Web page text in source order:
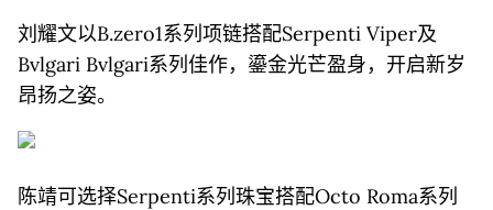
刘耀文以B.zero1系列项链搭配Serpenti Viper及
Bvlgari Bvlgari系列佳作，鎏金光芒盈身，开启新岁
昂扬之姿。
陈靖可选择Serpenti系列珠宝搭配Octo Roma系列